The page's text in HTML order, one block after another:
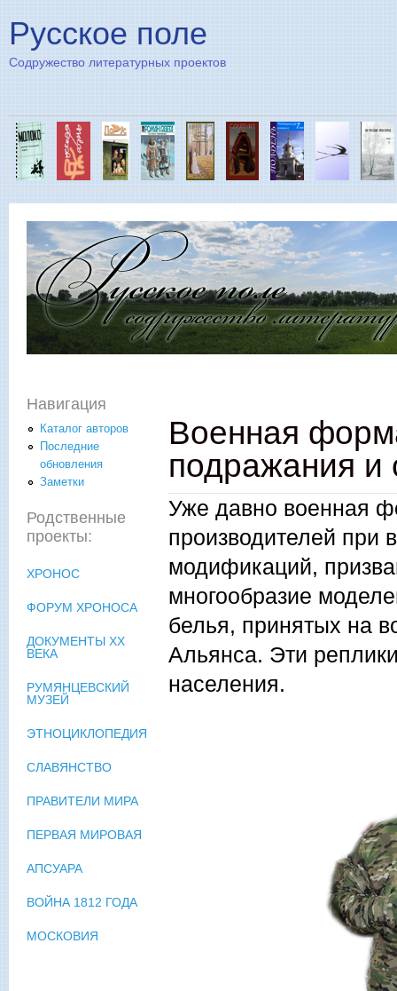
Русское поле
Содружество литературных проектов
Военная
подражания и
Уже давно военная
производителей при
модификаций,
многообразие
белья, принятых на
Альянса. Эти
населения.
Навигация
Каталог авторов
Последние
обновления
Заметки
Родственные
проекты:
ХРОНОС
ФОРУМ ХРОНОСА
ДОКУМЕНТЫ XX
ВЕКА
РУМЯНЦЕВСКИЙ
МУЗЕЙ
ЭТНОЦИКЛОПЕДИЯ
СЛАВЯНСТВО
ПРАВИТЕЛИ МИРА
ПЕРВАЯ МИРОВАЯ
АПСУАРА
ВОЙНА 1812 ГОДА
МОСКОВИЯ